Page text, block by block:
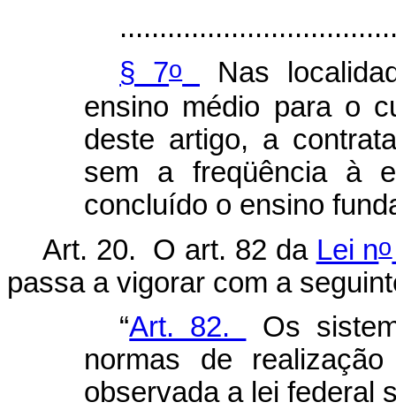
§ 7o
Nas
ensino médio para o
deste artigo, a
sem a freqüência à
concluído o ensino
Art. 20. O art. 82 da Lei no
passa a vigorar com a
“Art. 82.
Os
normas de
observada a lei federal